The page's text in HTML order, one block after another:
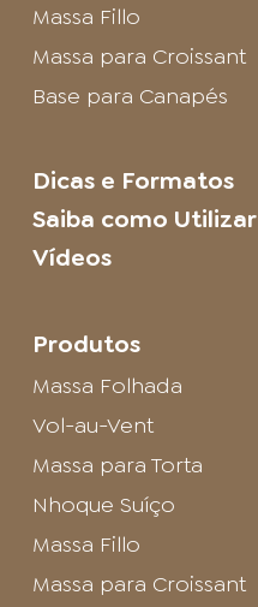
Massa Fillo
Massa para Croissant
Base para Canapés
Dicas e Formatos
Saiba como Utilizar
Vídeos
Produtos
Massa Folhada
Vol-au-Vent
Massa para Torta
Nhoque Suíço
Massa Fillo
Massa para Croissant